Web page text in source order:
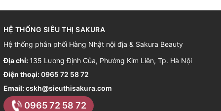
HỆ THỐNG SIÊU THỊ SAKURA
Hệ thống phân phối Hàng Nhật nội địa & Sakura Beauty
Địa chỉ: 135 Lương Định Của, Phường Kim Liên, Tp. Hà Nội
Điện thoại:0965 72 58 72
Email:cskh@sieuthisakura.com
0965 72 58 72